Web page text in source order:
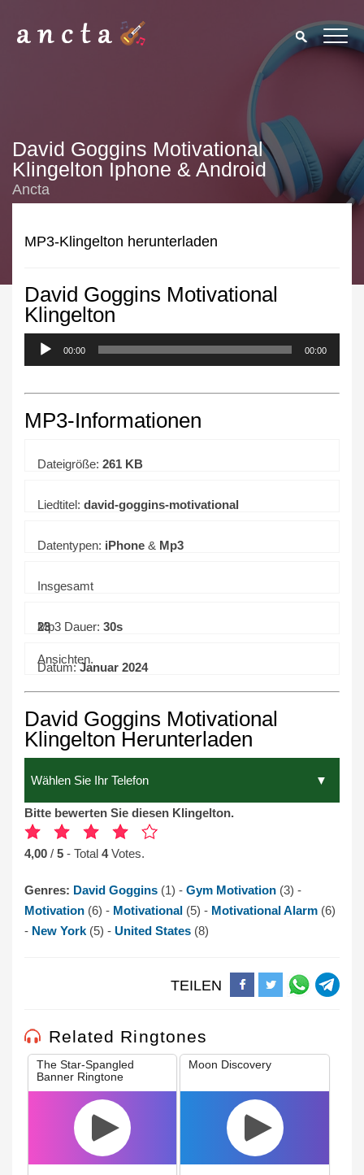
David Goggins Motivational
Klingelton Iphone & Android
Ancta
MP3-Klingelton herunterladen
David Goggins Motivational
Klingelton
00:00 00:00
MP3-Informationen
Dateigröße: 261 KB
Liedtitel: david-goggins-motivational
Datentypen: iPhone & Mp3
Insgesamt
23
Ansichten.
Mp3 Dauer: 30s
Datum:Januar 2024
David Goggins Motivational
Klingelton Herunterladen
Bitte bewerten Sie diesen Klingelton.
4,00 / 5 - Total 4Votes.
Genres: David Goggins (1) - Gym Motivation (3) -
Motivation (6) - Motivational (5) - Motivational Alarm (6)
- New York (5) - United States (8)
TEILEN
Related Ringtones
The Star-Spangled
Banner Ringtone
Moon Discovery
We use cookies to enhance your experience. By continuing to
visit this site you agree to our use of cookies.
Close